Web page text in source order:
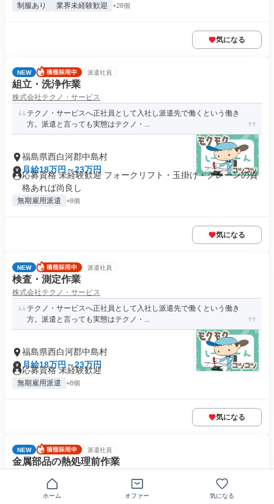
制服あり 業界未経験歓迎 +28個
気になる
NEW 派遣社員
組立・洗浄作業
株式会社テクノ・サービス
テクノ・サービスへ正社員として入社し派遣先で働くという働き
方。派遣と言っても実態はテクノ・...
福島県西白河郡中島村
月給18万円～23万円
応募資格 未経験歓迎 フォークリフト・玉掛け・クレーンの資
格あれば尚良し
無期雇用派遣 +8個
気になる
NEW 派遣社員
検査・測定作業
株式会社テクノ・サービス
テクノ・サービスへ正社員として入社し派遣先で働くという働き
方。派遣と言っても実態はテクノ・...
福島県西白河郡中島村
月給18万円～23万円
応募資格 未経験歓迎
無期雇用派遣 +8個
気になる
NEW 派遣社員
金属部品の熱処理前作業
テクノ・サービスへ正社員として入社し派遣先で働くという働き
ホーム オファー 気になる